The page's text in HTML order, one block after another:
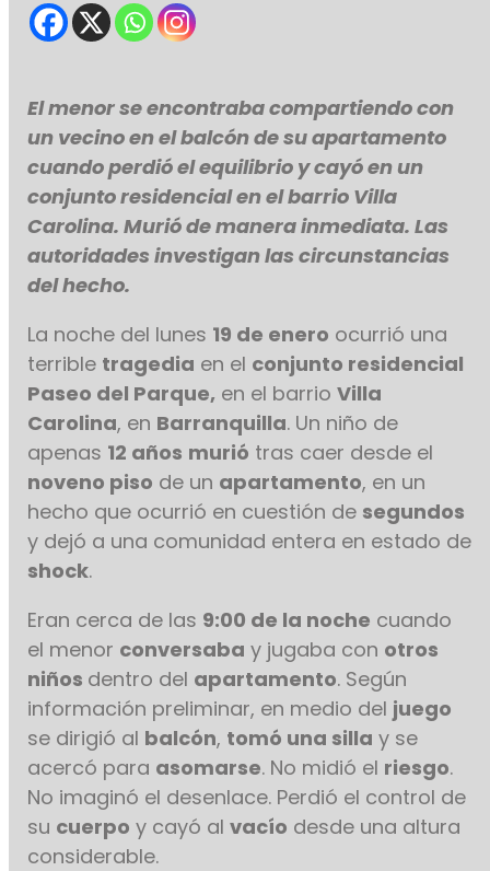
El menor se encontraba compartiendo con
un vecino en el balcón de su apartamento
cuando perdió el equilibrio y cayó en un
conjunto residencial en el barrio Villa
Carolina. Murió de manera inmediata. Las
autoridades investigan las circunstancias
del hecho.
La noche del lunes 19 de enero ocurrió una
terrible tragedia en el conjunto residencial
Paseo del Parque, en el barrioVilla
Carolina, en Barranquilla. Un niño de
apenas 12 años murió tras caer desde el
noveno piso de un apartamento, en un
hecho que ocurrió en cuestión de segundos
y dejó a una comunidad entera en estado de
shock.
Eran cerca de las 9:00 de la noche cuando
el menor conversaba y jugaba con otros
niños dentro del apartamento. Según
información preliminar, en medio del juego
se dirigió al balcón, tomó una silla y se
acercó para asomarse. No midió el riesgo.
No imaginó el desenlace. Perdió el control de
su cuerpo y cayó alvacío desde una altura
considerable.